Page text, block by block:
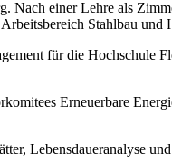
einer Lehre als
Stahlbau und
für die Hochschule
Erneuerbare
Lebensdaueranalyse